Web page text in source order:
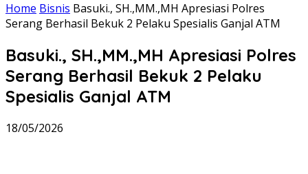
Home Bisnis Basuki., SH.,MM.,MH Apresiasi Polres
Serang Berhasil Bekuk 2 Pelaku Spesialis Ganjal ATM
Basuki., SH.,MM.,MH Apresiasi Polres
Serang Berhasil Bekuk 2 Pelaku
Spesialis Ganjal ATM
18/05/2026